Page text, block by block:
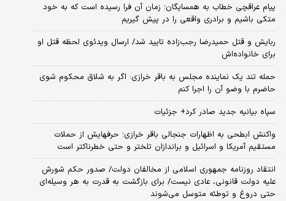
پیام عراقچی خطاب به همسایگان؛ زمان آن فرا رسیده است که به خود
متکی باشیم و برادری واقعی را در پیش گیریم
ربایش و قتل حمیدرضا رجب‌زاده تایید شد/ ارسال ویدئوی لحظه قتل او
برای خانواده‌اش
حمله تند یک نماینده مجلس به باقر خرازی: اگر به شلاق محکوم شوی
حاضرم با وضو آن را اجرا کنم
سپاه بیانیه جدید صادر کرد+ جزئیات
واکنش ابطحی به اظهارات جنجالی باقر خرازی؛ حرفهایش از حملات
مستقیم آمریکا و اسرائیل و براندازان تلختر و حتی خطرناکتر است
انتقاد روزنامه جمهوری اسلامی از مخالفان دولت/ صدور حکم شورش
علیه دولت قانونی، عادی نیست/ برای بازگشت به قدرت به هر وسیله‌ای
حتی دروغ و توطئه متوسل می‌شوند